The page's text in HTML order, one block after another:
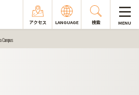
アクセス LANGUAGE 検索 MENU
Campus